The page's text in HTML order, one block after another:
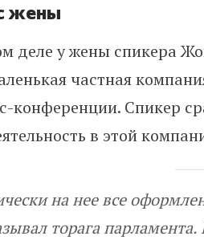
жены
деле у жены спикера
частная
конференции. Спикер
в этой
на нее все
торага